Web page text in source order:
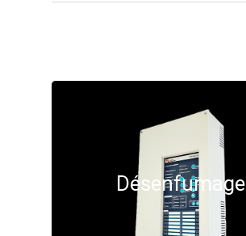
Désenfumage